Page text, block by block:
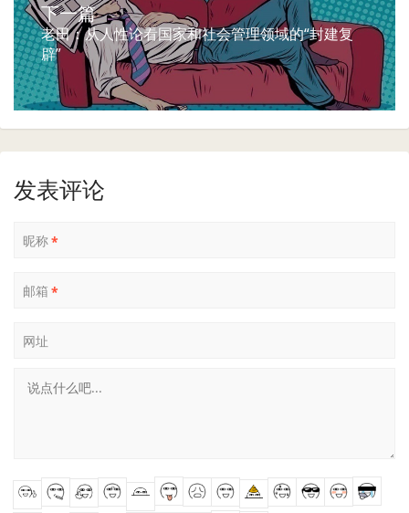
下一篇
老田：从人性论看国家和社会管理领域的“封建复
辟”
发表评论
昵称*
邮箱 *
网址